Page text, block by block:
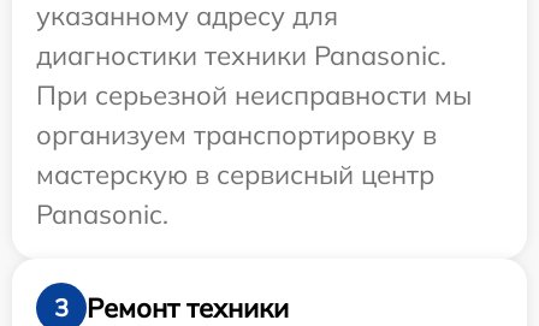
указанному адресу для
диагностики техники Panasonic.
При серьезной неисправности мы
организуем транспортировку в
мастерскую в сервисный центр
Panasonic.
3
Ремонт техники